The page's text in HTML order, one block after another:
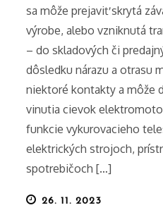
sa môže prejaviť skrytá
výrobe, alebo vzniknutá
– do skladových či
dôsledku nárazu a otrasu
niektoré kontakty a môže
vinutia cievok
funkcie vykurovacieho
elektrických strojoch,
spotrebičoch […]
Posted
26. 11. 2023